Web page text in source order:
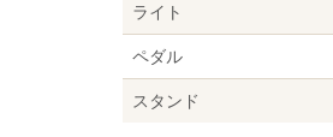
ライト
ペダル
スタンド